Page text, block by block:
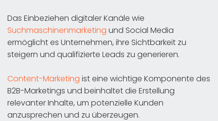
Das Einbeziehen digitaler Kanäle wie
Suchmaschinenmarketing und Social Media
ermöglicht es Unternehmen, ihre Sichtbarkeit zu
steigern und qualifizierte Leads zu generieren.
Content-Marketing ist eine wichtige Komponente des
B2B-Marketings und beinhaltet die Erstellung
relevanter Inhalte, um potenzielle Kunden
anzusprechen und zu überzeugen.